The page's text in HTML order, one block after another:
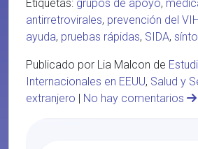
Etiquetas: grupos de apoyo,
antirretrovirales, prevención del VIH
ayuda, pruebas rápidas, SIDA,
Publicado por Lia Malcon de
Internacionales en EEUU, Salud y
extranjero | No hay comentarios